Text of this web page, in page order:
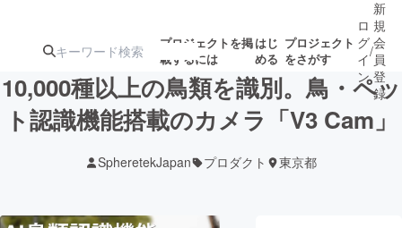
プロジェクトを掲
載するには
はじ
める
プロジェクト
をさがす
ターン
注目の新着プロ
ジェクト
募集終了が近いプ
ロジェクト
ロ
グ
イ
ン
/
新
規
会
員
登
録
10,000種以上の鳥類を識別。鳥・ペッ
ト認識機能搭載のカメラ「V3 Cam」
SpheretekJapan プロダクト 東京都